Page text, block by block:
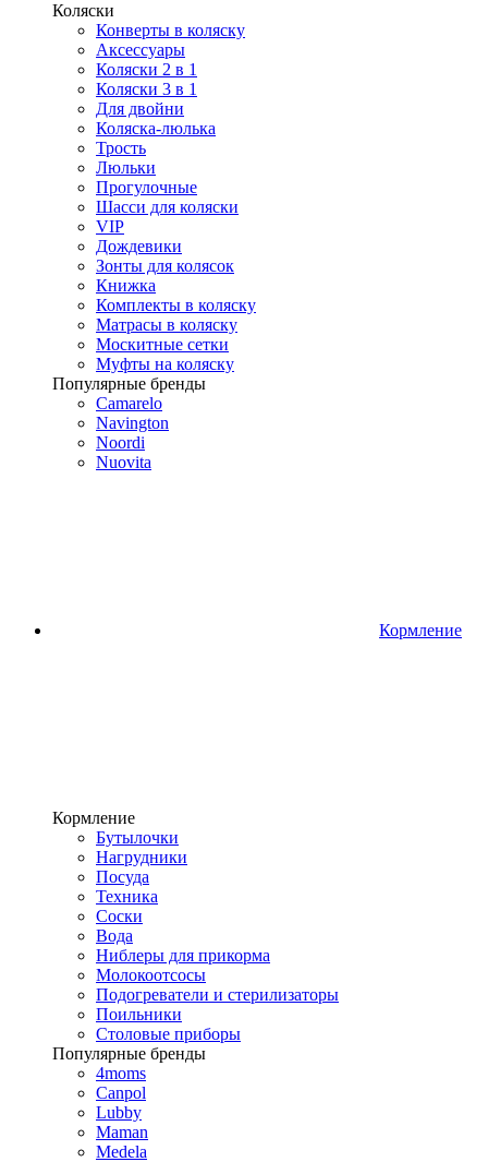
Коляски
Конверты в коляску
Аксессуары
Коляски 2 в 1
Коляски 3 в 1
Для двойни
Коляска-люлька
Трость
Люльки
Прогулочные
Шасси для коляски
VIP
Дождевики
Зонты для колясок
Книжка
Комплекты в коляску
Матрасы в коляску
Москитные сетки
Муфты на коляску
Популярные бренды
Camarelo
Navington
Noordi
Nuovita
Кормление
Кормление
Бутылочки
Нагрудники
Посуда
Техника
Соски
Вода
Ниблеры для прикорма
Молокоотсосы
Подогреватели и стерилизаторы
Поильники
Столовые приборы
Популярные бренды
4moms
Canpol
Lubby
Maman
Medela